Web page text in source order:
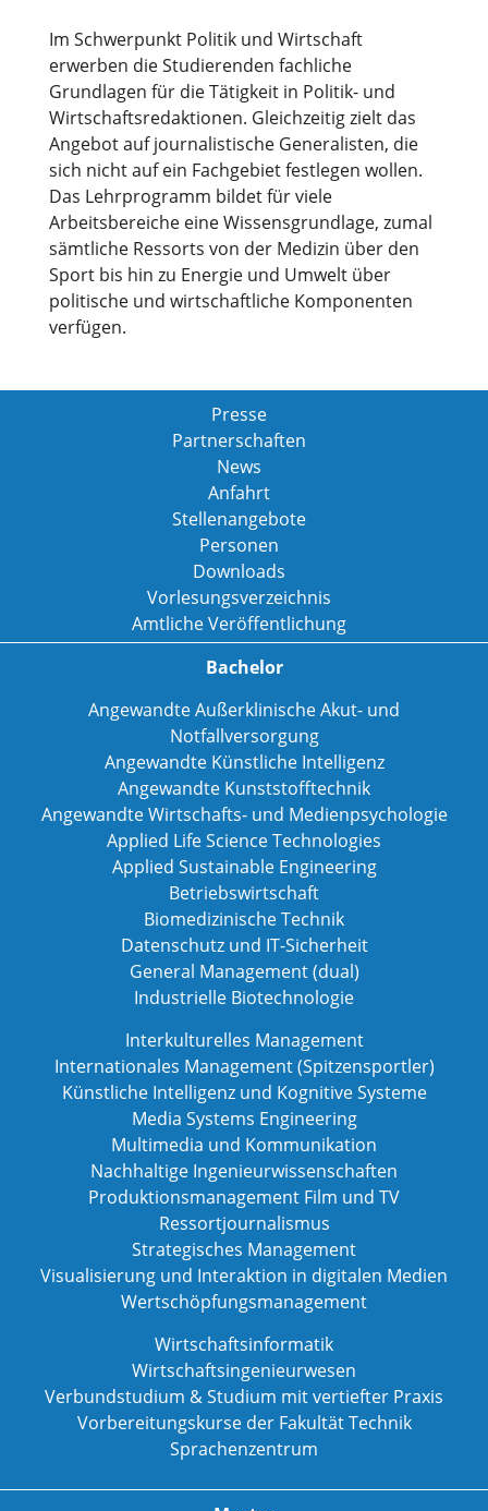
Im Schwerpunkt Politik und Wirtschaft
erwerben die Studierenden fachliche
Grundlagen für die Tätigkeit in Politik- und
Wirtschaftsredaktionen. Gleichzeitig zielt das
Angebot auf journalistische Generalisten, die
sich nicht auf ein Fachgebiet festlegen wollen.
Das Lehrprogramm bildet für viele
Arbeitsbereiche eine Wissensgrundlage, zumal
sämtliche Ressorts von der Medizin über den
Sport bis hin zu Energie und Umwelt über
politische und wirtschaftliche Komponenten
verfügen.
Presse
Partnerschaften
News
Anfahrt
Stellenangebote
Personen
Downloads
Vorlesungsverzeichnis
Amtliche Veröffentlichung
Bachelor
Angewandte Außerklinische Akut- und
Notfallversorgung
Angewandte Künstliche Intelligenz
Angewandte Kunststofftechnik
Angewandte Wirtschafts- und Medienpsychologie
Applied Life Science Technologies
Applied Sustainable Engineering
Betriebswirtschaft
Biomedizinische Technik
Datenschutz und IT-Sicherheit
General Management (dual)
Industrielle Biotechnologie
Interkulturelles Management
Internationales Management (Spitzensportler)
Künstliche Intelligenz und Kognitive Systeme
Media Systems Engineering
Multimedia und Kommunikation
Nachhaltige Ingenieurwissenschaften
Produktionsmanagement Film und TV
Ressortjournalismus
Strategisches Management
Visualisierung und Interaktion in digitalen Medien
Wertschöpfungsmanagement
Wirtschaftsinformatik
Wirtschaftsingenieurwesen
Verbundstudium & Studium mit vertiefter Praxis
Vorbereitungskurse der Fakultät Technik
Sprachenzentrum